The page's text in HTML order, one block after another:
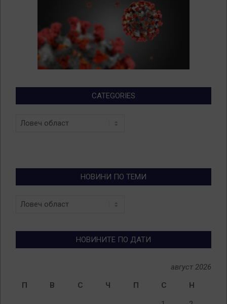
CATEGORIES
Categories
НОВИНИ ПО ТЕМИ
Новини
НОВИНИТЕ ПО ДАТИ
август 2026
П
В С Ч П С Н